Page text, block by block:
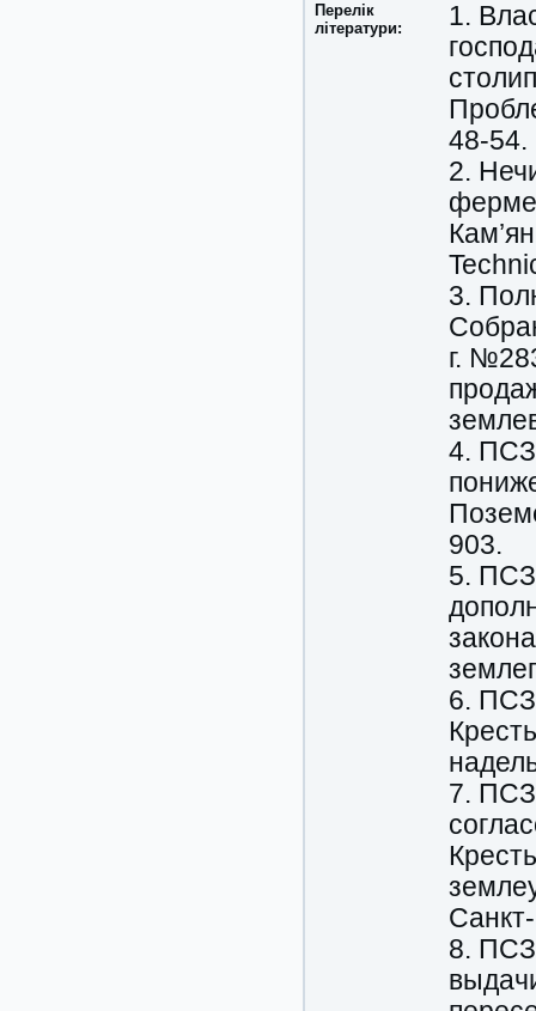
Перелік
літератури:
1.
48-54.
2.
3.
г.
4.
903.
5.
6.
7.
8.